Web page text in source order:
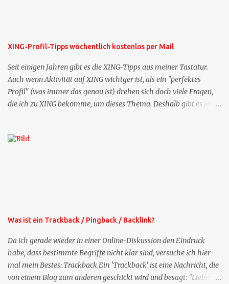
XING-Profil-Tipps wöchentlich kostenlos per Mail
Seit einigen Jahren gibt es die XING-Tipps aus meiner Tastatur.
Auch wenn Aktivität auf XING wichtger ist, als ein "perfektes
Profil" (was immer das genau ist) drehen sich doch viele Fragen,
die ich zu XING bekomme, um dieses Thema. Deshalb gibt es jetzt
bekommen Sie kostenlos eine weitere Folge. Die Startsequenz ist 16
Was ist ein Trackback / Pingback / Backlink?
Da ich gerade wieder in einer Online-Diskussion den Eindruck
habe, dass bestimmte Begriffe nicht klar sind, versuche ich hier
mal mein Bestes: Trackback Ein 'Trackback' ist eine Nachricht, die
von einem Blog zum anderen geschickt wird und besagt: "Lieber